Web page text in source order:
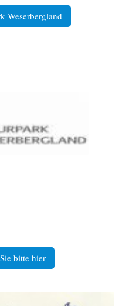
Weserbergland
bitte hier